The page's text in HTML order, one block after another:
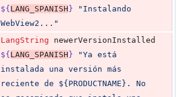
${ LANG_SPANISH } " Instalando
WebView2... "
LangString
${ LANG_SPANISH } "Ya está
instalada una versión más
reciente de ${PRODUCTNAME}. No